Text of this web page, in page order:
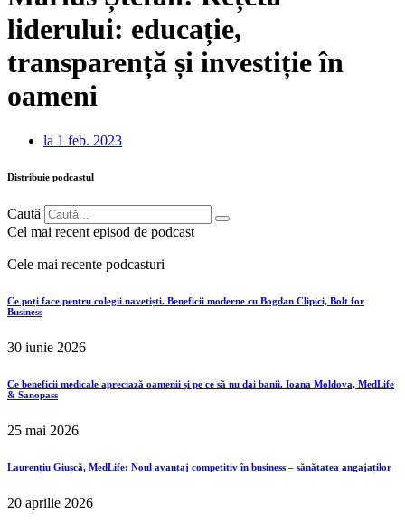
liderului: educație,
transparență și investiție în
oameni
la 1 feb. 2023
Distribuie podcastul
Caută
Cel mai recent episod de podcast
Cele mai recente podcasturi
Ce poți face pentru colegii navetiști. Beneficii moderne cu Bogdan Clipici, Bolt for
Business
30 iunie 2026
Ce beneficii medicale apreciază oamenii și pe ce să nu dai banii. Ioana Moldova, MedLife
& Sanopass
25 mai 2026
Laurențiu Giușcă, MedLife: Noul avantaj competitiv în business – sănătatea angajaților
20 aprilie 2026